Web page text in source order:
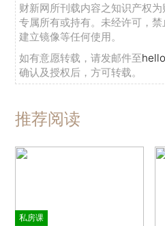
财新网所刊载内容之知识产权
专属所有或持有。未经许可，
建立镜像等任何使用。
如有意愿转载，请发邮件至
确认及授权后，方可转载。
推荐阅读
私房课